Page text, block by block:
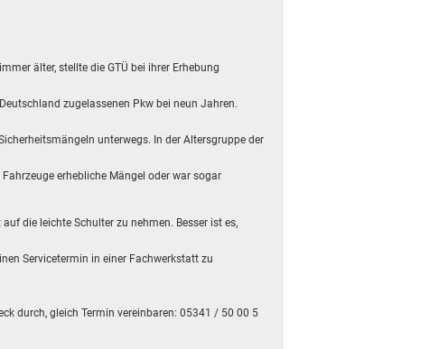
älter, stellte die GTÜ bei ihrer Erhebung
zugelassenen Pkw bei neun Jahren.
unterwegs. In der Altersgruppe der
erhebliche Mängel oder war sogar
die leichte Schulter zu nehmen. Besser ist es,
Servicetermin in einer Fachwerkstatt zu
durch, gleich Termin vereinbaren: 05341 / 50 00 5